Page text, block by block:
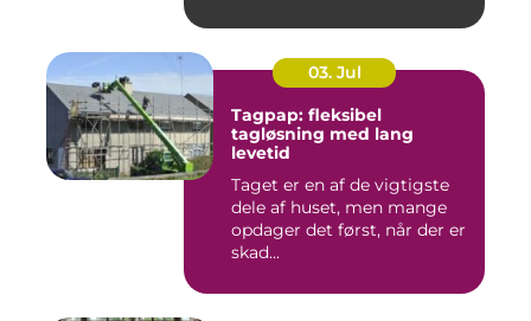
03. Jul
Tagpap: fleksibel
tagløsning med lang
levetid
Taget er en af de vigtigste
dele af huset, men mange
opdager det først, når der er
skad...